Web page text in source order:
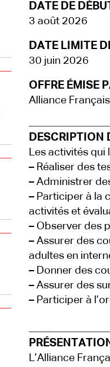
DATE DE
3 août 2026
DATE LIMITE
30 juin 2026
OFFRE ÉMISE
Alliance
DESCRIPTION
Les activités
–Réaliser des
–Administrer
–Participer à la
activités et
–Observer des
–Assurer des
adultes en
–Donner des
–Assurer des
–Participer à
L’Alliance